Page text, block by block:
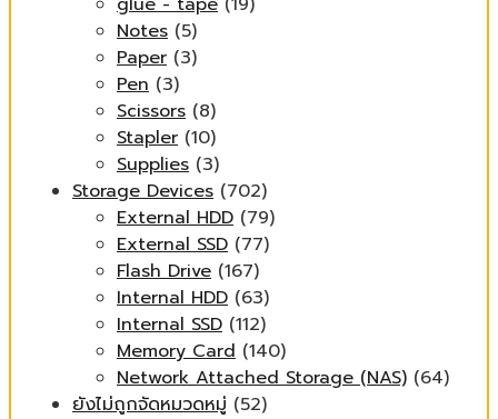
Notes (5)
Paper (3)
Pen (3)
Scissors (8)
Stapler (10)
Supplies (3)
Storage Devices (702)
External HDD (79)
External SSD (77)
Flash Drive (167)
Internal HDD (63)
Internal SSD (112)
Memory Card (140)
Network Attached Storage (NAS) (64)
ยังไม่ถูกจัดหมวดหมู่ (52)